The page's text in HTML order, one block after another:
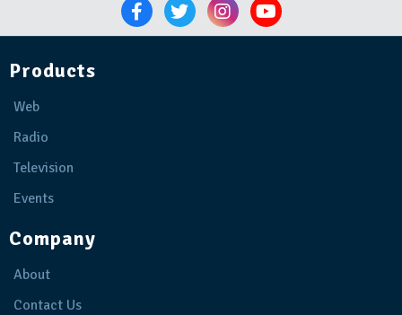
Products
Web
Radio
Television
Events
Company
About
Contact Us